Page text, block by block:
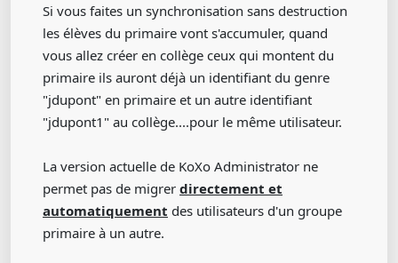
Si vous faites un synchronisation sans destruction
les élèves du primaire vont s'accumuler, quand
vous allez créer en collège ceux qui montent du
primaire ils auront déjà un identifiant du genre
"jdupont" en primaire et un autre identifiant
"jdupont1" au collège....pour le même utilisateur.
La version actuelle de KoXo Administrator ne
permet pas de migrer directement et
automatiquement des utilisateurs d'un groupe
primaire à un autre.